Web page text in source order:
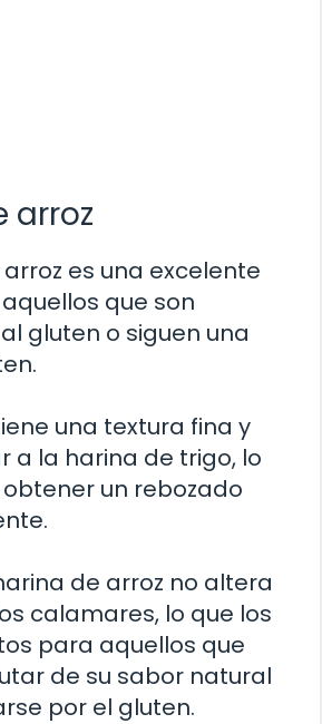
arroz
es una excelente
que son
gluten o siguen una
una textura fina y
a la harina de trigo, lo
un rebozado
de arroz no altera
calamares, lo que los
para aquellos que
de su sabor natural
por el gluten.